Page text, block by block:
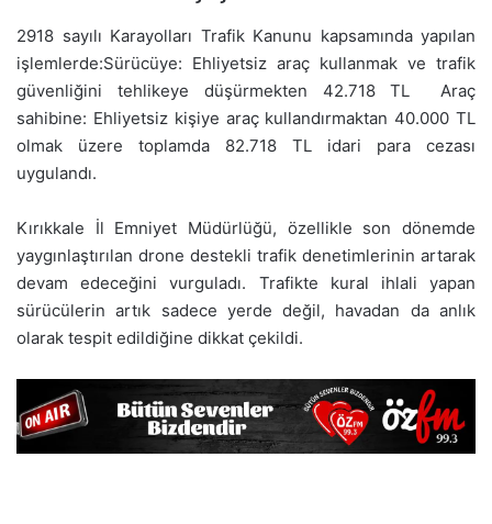
2918 sayılı Karayolları Trafik Kanunu kapsamında yapılan
işlemlerde:Sürücüye: Ehliyetsiz araç kullanmak ve trafik
güvenliğini tehlikeye düşürmekten 42.718 TL Araç
sahibine: Ehliyetsiz kişiye araç kullandırmaktan 40.000 TL
olmak üzere toplamda 82.718 TL idari para cezası
uygulandı.
Kırıkkale İl Emniyet Müdürlüğü, özellikle son dönemde
yaygınlaştırılan drone destekli trafik denetimlerinin artarak
devam edeceğini vurguladı. Trafikte kural ihlali yapan
sürücülerin artık sadece yerde değil, havadan da anlık
olarak tespit edildiğine dikkat çekildi.